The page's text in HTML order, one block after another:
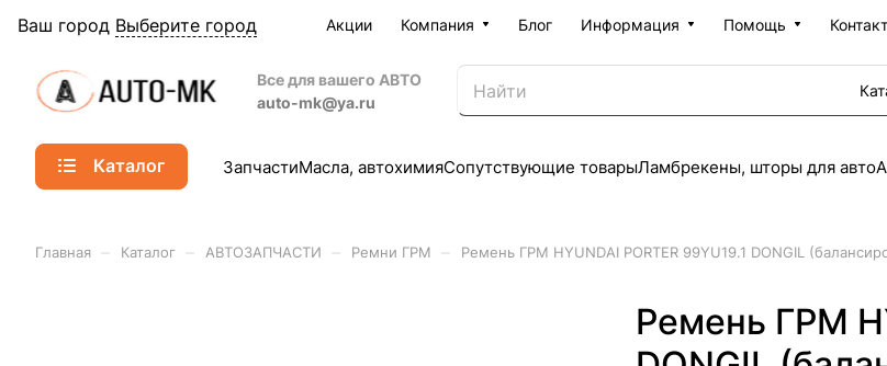
Ваш город Выберите город Акции Компания Блог Информация Помощь
Все для вашего АВТО
auto-mk@ya.ru
Каталог ЗапчастиМасла, автохимияСопутствующие товарыЛамбрекены, шторы для авто
Главная Каталог АВТОЗАПЧАСТИ Ремни ГРМ Ремень ГРМ HYUNDAI PORTER 99YU19.1 DONGIL
Ремень ГРМ